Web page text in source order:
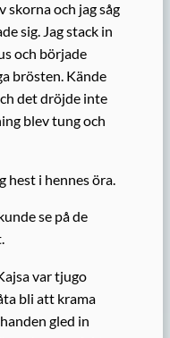
skorna och jag såg
sig. Jag stack in
och började
brösten. Kände
det dröjde inte
blev tung och
hest i hennes öra.
se på de
var tjugo
bli att krama
gled in